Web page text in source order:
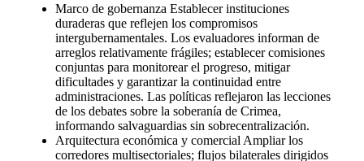
Marco de gobernanza Establecer instituciones
duraderas que reflejen los compromisos
intergubernamentales. Los evaluadores informan de
arreglos relativamente frágiles; establecer comisiones
conjuntas para monitorear el progreso, mitigar
dificultades y garantizar la continuidad entre
administraciones. Las políticas reflejaron las lecciones
de los debates sobre la soberanía de Crimea,
informando salvaguardias sin sobrecentralización.
Arquitectura económica y comercial Ampliar los
corredores multisectoriales; flujos bilaterales dirigidos